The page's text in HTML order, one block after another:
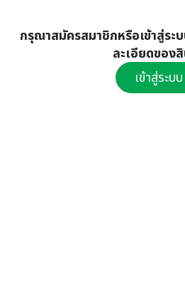
กรุณาสมัครสมาชิกหรือเข้าสู่ระ
ละเอียดของ
เข้าสู่ระบบ